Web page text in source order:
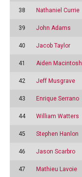
38 Nathaniel Currie
39 John Adams
40 Jacob Taylor
41 Aiden Macintosh
42 Jeff Musgrave
43 Enrique Serrano
44 William Watters
45 Stephen Hanlon
46 Jason Scarbro
47 Mathieu Lavoie